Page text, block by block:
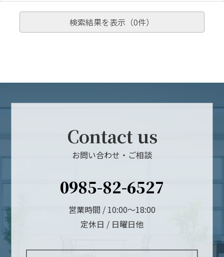
検索結果を表示（0件）
Contact us
お問い合わせ・ご相談
0985-82-6527
営業時間 / 10:00～18:00
定休日 / 日曜日他